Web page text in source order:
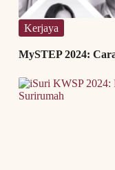
Kerjaya
MySTEP 2024: